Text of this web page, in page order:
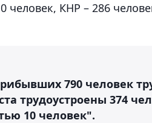
человек, КНР – 286
790 человек
трудоустроены 374
10 человек".